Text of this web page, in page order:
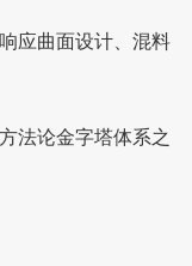
应曲面设计、混料
法论金字塔体系之